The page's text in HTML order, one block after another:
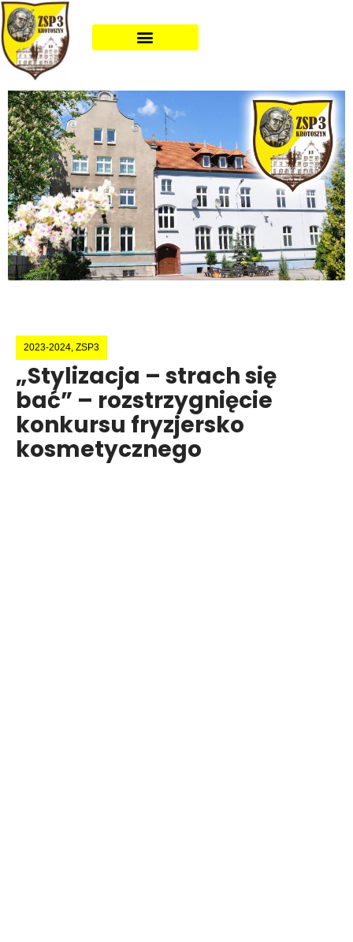
2023-2024 ZSP3
„Stylizacja – strach się
bać” – rozstrzygnięcie
konkursu fryzjersko
kosmetycznego